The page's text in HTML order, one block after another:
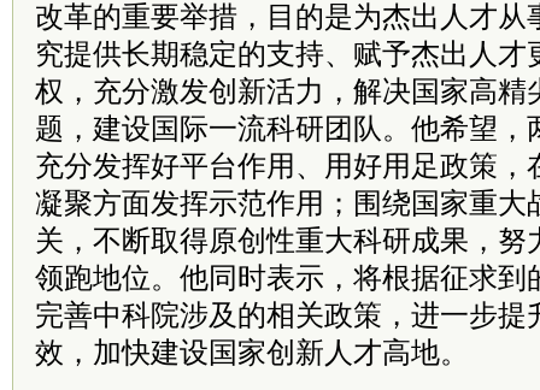
改革的重要举措，目的是为杰出人才从
究提供长期稳定的支持、赋予杰出人才
权，充分激发创新活力，解决国家高精
题，建设国际一流科研团队。他希望，
充分发挥好平台作用、用好用足政策，
凝聚方面发挥示范作用；围绕国家重大
关，不断取得原创性重大科研成果，努
领跑地位。他同时表示，将根据征求到
完善中科院涉及的相关政策，进一步提
效，加快建设国家创新人才高地。